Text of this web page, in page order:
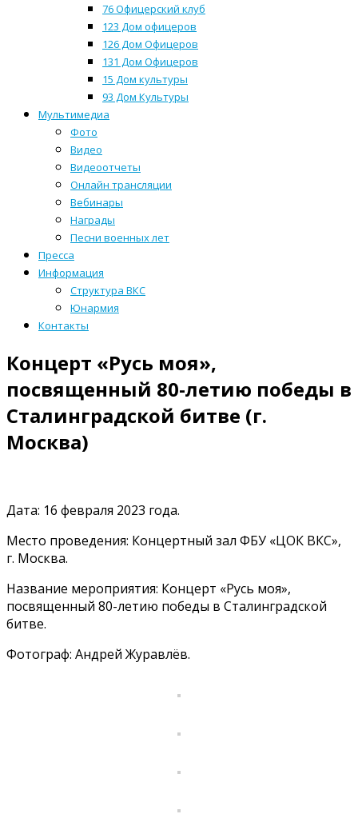
76 Офицерский клуб
123 Дом офицеров
126 Дом Офицеров
131 Дом Офицеров
15 Дом культуры
93 Дом Культуры
Мультимедиа
Фото
Видео
Видеоотчеты
Онлайн трансляции
Вебинары
Награды
Песни военных лет
Пресса
Информация
Структура ВКС
Юнармия
Контакты
Концерт «Русь моя»,
посвященный 80-летию победы в
Сталинградской битве (г.
Москва)
Дата: 16 февраля 2023 года.
Место проведения: Концертный зал ФБУ «ЦОК ВКС»,
г. Москва.
Название мероприятия: Концерт «Русь моя»,
посвященный 80-летию победы в Сталинградской
битве.
Фотограф: Андрей Журавлёв.